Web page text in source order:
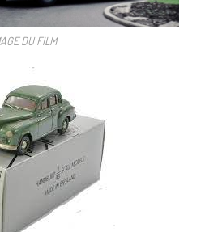
DU FILM